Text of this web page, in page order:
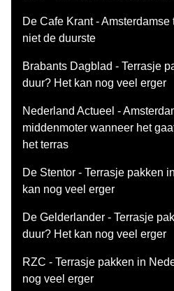
De Cafe Krant -
niet de duurste
Brabants Dagblad - Terrasje
duur? Het kan nog veel erger
Nederland Actueel -
middenmoter wanneer het
het terras
De Stentor - Terrasje pakken
kan nog veel erger
De Gelderlander - Terrasje
duur? Het kan nog veel erger
RZC - Terrasje pakken in
nog veel erger